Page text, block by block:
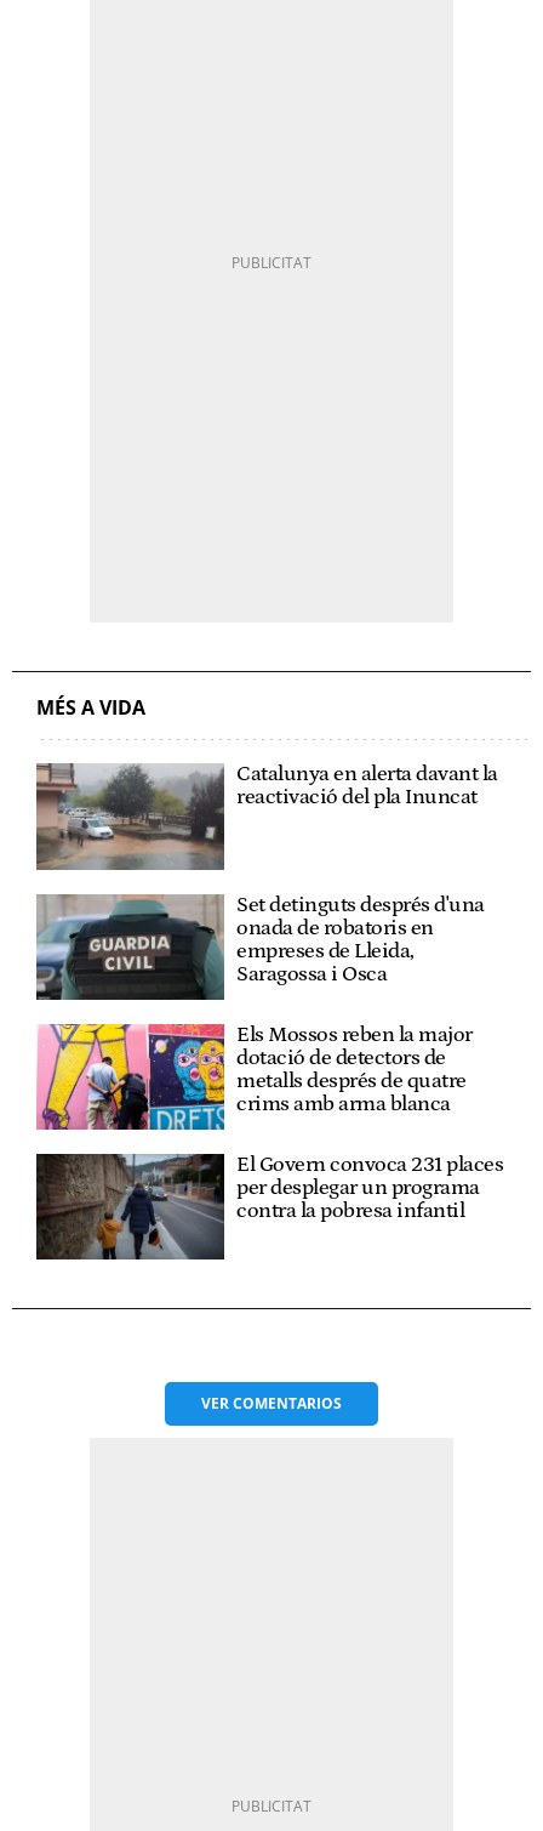
MÉS A VIDA
Catalunya en alerta davant la
reactivació del pla Inuncat
Set detinguts després d'una
onada de robatoris en
empreses de Lleida,
Saragossa i Osca
Els Mossos reben la major
dotació de detectors de
metalls després de quatre
crims amb arma blanca
El Govern convoca 231 places
per desplegar un programa
contra la pobresa infantil
VERCOMENTARIOS